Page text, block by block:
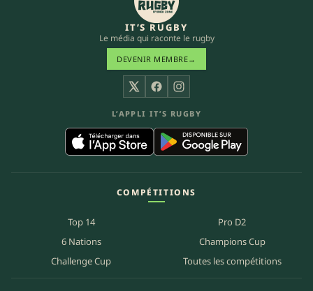
IT’S RUGBY
Le média qui raconte le rugby
DEVENIR MEMBRE→
X FacebookInstagram
L’APPLI IT’S RUGBY
COMPÉTITIONS
Top 14
Pro D2
6 Nations
Champions Cup
Challenge Cup
Toutes les compétitions